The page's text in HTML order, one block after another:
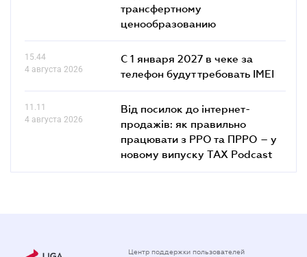
трансфертному
ценообразованию
15.44
4 августа 2026
С 1 января 2027 в чеке за
телефон будут требовать IMEI
11.11
4 августа 2026
Від посилок до інтернет-
продажів: як правильно
працювати з РРО та ПРРО – у
новому випуску TAX Podcast
Центр поддержки пользователей